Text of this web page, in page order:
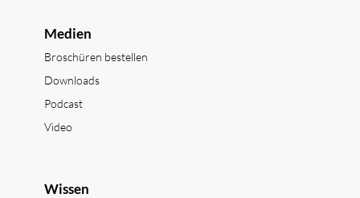
Medien
Broschüren bestellen
Downloads
Podcast
Video
Wissen